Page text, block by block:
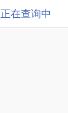
正在查询中